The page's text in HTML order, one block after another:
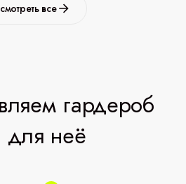
все
гардероб
неё